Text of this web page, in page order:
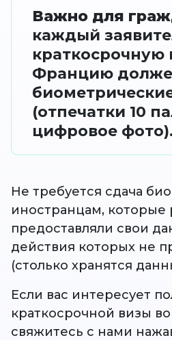
Важно для
каждый
краткосрочную
Францию
(отпечатки 10
цифровое фото).
Не требуется сдача
иностранцам, которые
предоставляли свои
действия которых не
(столько хранятся
Если вас интересует
краткосрочной визы
свяжитесь с нами